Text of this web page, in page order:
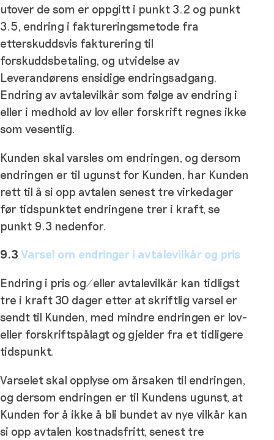
utover de som er oppgitt i punkt 3.2 og punkt
3.5, endring i faktureringsmetode fra
etterskuddsvis fakturering til
forskuddsbetaling, og utvidelse av
Leverandørens ensidige endringsadgang.
Endring av avtalevilkår som følge av endring i
eller i medhold av lov eller forskrift regnes ikke
som vesentlig.
Kunden skal varsles om endringen, og dersom
endringen er til ugunst for Kunden, har Kunden
rett til å si opp avtalen senest tre virkedager
før tidspunktet endringene trer i kraft, se
punkt 9.3 nedenfor.
9.3 Varsel om endringer i avtalevilkår og pris
Endring i pris og/eller avtalevilkår kan tidligst
tre i kraft 30 dager etter at skriftlig varsel er
sendt til Kunden, med mindre endringen er lov-
eller forskriftspålagt og gjelder fra et tidligere
tidspunkt.
Varselet skal opplyse om årsaken til endringen,
og dersom endringen er til Kundens ugunst, at
Kunden for å ikke å bli bundet av nye vilkår kan
si opp avtalen kostnadsfritt, senest tre